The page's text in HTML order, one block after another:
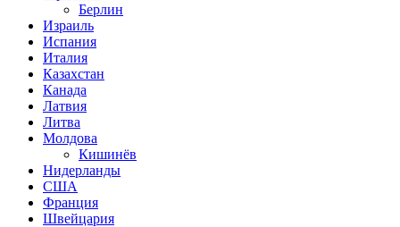
Берлин
Израиль
Испания
Италия
Казахстан
Канада
Латвия
Литва
Молдова
Кишинёв
Нидерланды
США
Франция
Швейцария